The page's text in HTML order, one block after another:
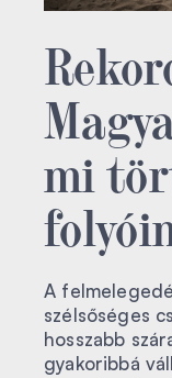
mi
A
szélsőséges
hosszabb
gyakoribbá